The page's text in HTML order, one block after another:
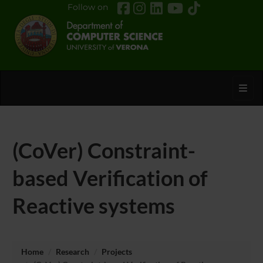
Follow on
(CoVer) Constraint-
based Verification of
Reactive systems
Home Research
Projects